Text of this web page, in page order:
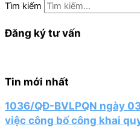
Tìm kiếm
Đăng ký tư vấn
Tin mới nhất
1036/QĐ-BVLPQN ngày
việc công bố công khai